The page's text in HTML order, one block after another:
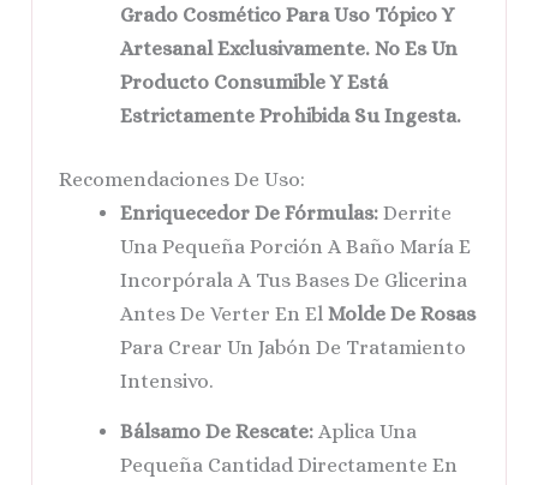
Grado Cosmético Para Uso Tópico Y
Artesanal Exclusivamente. No Es Un
Producto Consumible Y Está
Estrictamente Prohibida Su Ingesta.
Recomendaciones De Uso:
Enriquecedor De Fórmulas: Derrite
Una Pequeña Porción A Baño María E
Incorpórala A Tus Bases De Glicerina
Antes De Verter En ElMolde De Rosas
Para Crear Un Jabón De Tratamiento
Intensivo.
Bálsamo De Rescate: Aplica Una
Pequeña Cantidad Directamente En